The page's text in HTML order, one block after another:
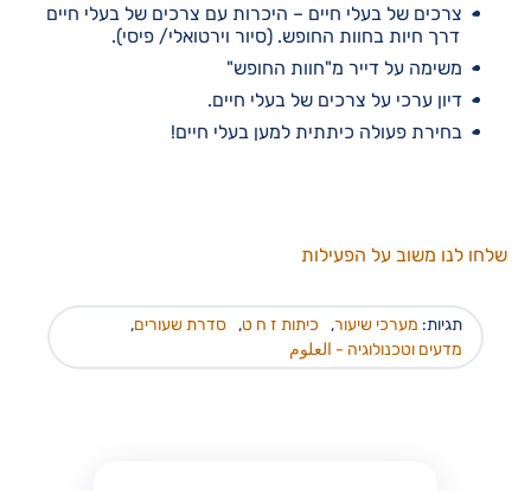
צרכים של בעלי חיים – היכרות עם צרכים של בעלי חיים
דרך חיות בחוות החופש. (סיור וירטואלי/ פיסי).
משימה על דייר מ"חוות החופש"
דיון ערכי על צרכים של בעלי חיים.
בחירת פעולה כיתתית למען בעלי חיים!
שלחו לנו משוב על הפעילות
תגיות: מערכי שיעור, כיתות ז ח ט, סדרת שעורים,
מדעים וטכנולוגיה - العلوم